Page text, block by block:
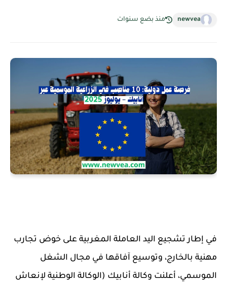
newvea منذ بضع سنوات
في إطار تشجيع اليد العاملة المغربية على خوض تجارب
مهنية بالخارج، وتوسيع آفاقها في مجال الشغل
الموسمي، أعلنت وكالة أنابيك (الوكالة الوطنية لإنعاش